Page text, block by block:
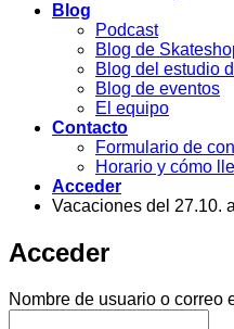
Blog
Podcast
Blog de
Blog del estudio
Blog de eventos
El equipo
Contacto
Formulario de
Horario y cómo
Acceder
Vacaciones del 27.10.
Acceder
Nombre de usuario o correo